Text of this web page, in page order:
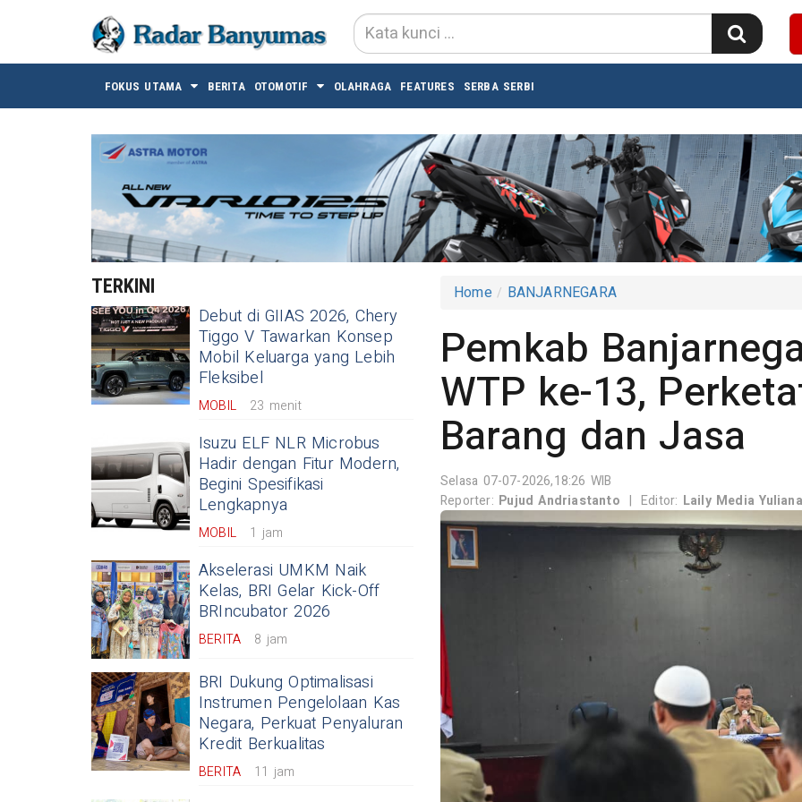
FOKUS UTAMA BERITA OTOMOTIF OLAHRAGA FEATURES SERBA SERBI
TERKINI
Debut di GIIAS 2026, Chery
Tiggo V Tawarkan Konsep
Mobil Keluarga yang Lebih
Fleksibel
MOBIL 23 menit
Isuzu ELF NLR Microbus
Hadir dengan Fitur Modern,
Begini Spesifikasi
Lengkapnya
MOBIL 1 jam
Akselerasi UMKM Naik
Kelas, BRI Gelar Kick-Off
BRIncubator 2026
BERITA 8 jam
BRI Dukung Optimalisasi
Instrumen Pengelolaan Kas
Negara, Perkuat Penyaluran
Kredit Berkualitas
BERITA 11 jam
Home BANJARNEGARA
Pemkab
WTP ke-13,
Barang dan Jasa
Selasa 07-07-2026,18:26 WIB
Reporter: Pujud Andriastanto | Editor: Laily Media Yuliana